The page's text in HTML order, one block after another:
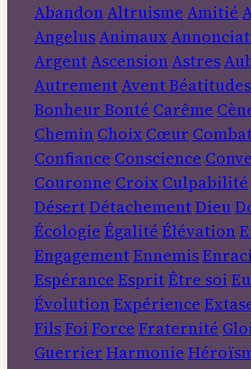
AbandonAltruisme Amitié
AngelusAnimaux
ArgentAscensionAstres
AutrementAventBéatitudes
Bonheur Bonté Carême
Chemin Choix Cœur
Confiance Conscience
Couronne Croix Culpabilité
DésertDétachementDieu
Écologie Égalité Élévation
EngagementEnnemis
Espérance EspritÊtre soi
ÉvolutionExpérience
FilsFoi Force Fraternité
Guerrier Harmonie